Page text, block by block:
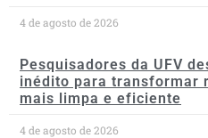
4 de agosto de 2026
Pesquisadores da UFV
inédito para transformar
mais limpa e eficiente
4 de agosto de 2026